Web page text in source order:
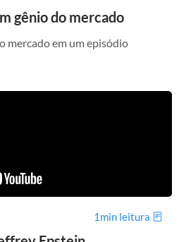
gênio do mercado
mercado em um episódio
1min leitura